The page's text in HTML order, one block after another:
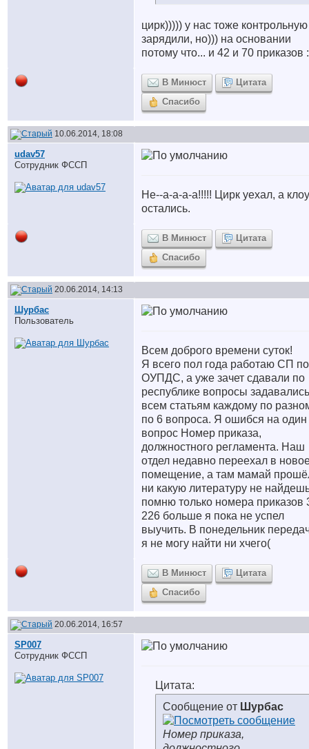
цирк))))) у нас тоже контрольную
зарядили, но))) на основании
потому что... и 42 и 70 приказов
В Минюст
Цитата
Спасибо
10.06.2014, 18:08
udav57
Сотрудник ФССП
Не--а-а-а-а!!!!! Цирк уехал, а
остались.
В Минюст
Цитата
Спасибо
20.06.2014, 14:13
Шурбас
Пользователь
Всем доброго времени суток!
Я всего пол года работаю СП по
ОУПДС, а уже зачет сдавали по
республике вопросы
всем статьям каждому по
по 6 вопроса. Я ошибся на один
вопрос Номер приказа,
должностного регламента. Наш
отдел недавно переехал в
помещение, а там мамай
ни какую литературу не
помню только номера приказов
226 больше я пока не успел
выучить. В понедельник
я не могу найти ни хчего(
В Минюст
Цитата
Спасибо
20.06.2014, 16:57
SP007
Сотрудник ФССП
Цитата:
Сообщение от Шурбас
Номер приказа,